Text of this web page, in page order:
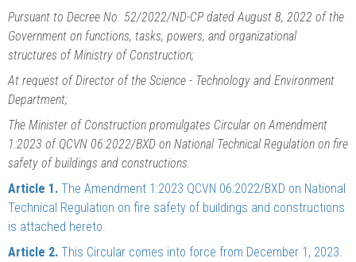
Pursuant to Decree No. 52/2022/ND-CP dated August 8, 2022 of the
Government on functions, tasks, powers, and organizational
structures of Ministry of Construction;
At request of Director of the Science - Technology and Environment
Department;
The Minister of Construction promulgates Circular on Amendment
1:2023 of QCVN 06:2022/BXD on National Technical Regulation on fire
safety of buildings and constructions.
Article 1. The Amendment 1:2023 QCVN 06:2022/BXD on National
Technical Regulation on fire safety of buildings and constructions
is attached hereto.
Article 2. This Circular comes into force from December 1, 2023.